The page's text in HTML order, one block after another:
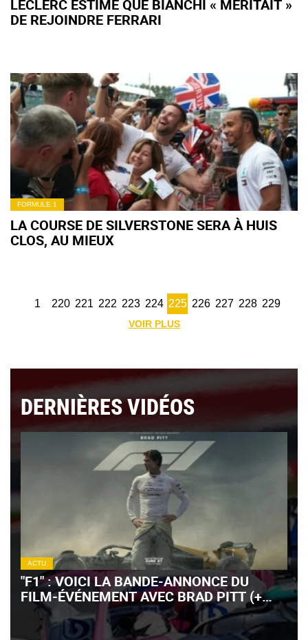
LECLERC ESTIME QUE BIANCHI « MÉRITAIT »
DE REJOINDRE FERRARI
FORMULE 1
LA COURSE DE SILVERSTONE SERA À HUIS
CLOS, AU MIEUX
1 220 221 222 223 224 225 226 227 228 229
VOIR PLUS
DERNIÈRES VIDÉOS
ACTU
"F1" : VOICI LA BANDE-ANNONCE DU
FILM-ÉVÉNEMENT AVEC BRAD PITT (+
VIDÉO)